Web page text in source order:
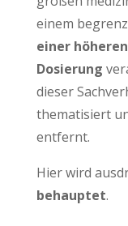
einem
einer
Dosierung
dieser
thematisiert
entfernt.
Hier wird
behauptet.